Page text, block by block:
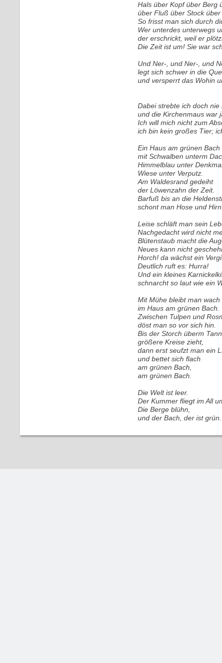
Hals über Kopf über Berg
über Fluß über Stock über
So frisst man sich durch
Wer unterdes unterwegs
der erschrickt, weil er
Die Zeit ist um! Sie war
Und Ner-, und Ner-, und
legt sich schwer in die
und versperrt das Wohin
Dabei strebte ich doch
und die Kirchenmaus war
Ich will mich nicht zum
ich bin kein großes Tier;
Ein Haus am grünen Bach
mit Schwalben unterm
Himmelblau unter
Wiese unter Verputz.
Am Waldesrand gedeiht
der Löwenzahn der Zeit.
Barfuß bis an die
schont man Hose und
Leise schläft man sein
Nachgedacht wird nicht
Blütenstaub macht die
Neues kann nicht
Horch! da wächst ein
Deutlich ruft es: Hurra!
Und ein kleines
schnarcht so laut wie ein
Mit Mühe bleibt man wach
im Haus am grünen Bach.
Zwischen Tulpen und
döst man so vor sich hin.
Bis der Storch überm
größere Kreise zieht,
dann erst seufzt man ein
und bettet sich flach
am grünen Bach,
am grünen Bach.
Die Welt ist leer.
Der Kummer fliegt im All
Die Berge blühn,
und der Bach, der ist grün.